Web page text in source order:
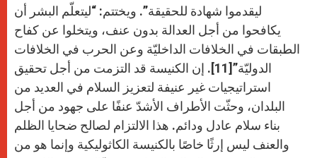
ليقدموا شهادة للحقيقة”. ويختتم: “ليتعلّم البشر أن
يكافحوا من أجل العدالة بدون عنف، ويتخلوا عن كفاح
الطبقات في الخلافات الداخليّة وعن الحرب في الخلافات
الدوليّة”[11]. إن الكنيسة قد التزمت من أجل تحقيق
استراتيجيات غير عنيفة لتعزيز السلام في العديد من
البلدان، وحثّت الأطراف الأشدّ عنفًا على جهود من أجل
بناء سلام عادل ودائم. هذا الالتزام لصالح ضحايا الظلم
والعنف ليس إرثًا خاصًا بالكنيسة الكاثوليكية وإنما هو من